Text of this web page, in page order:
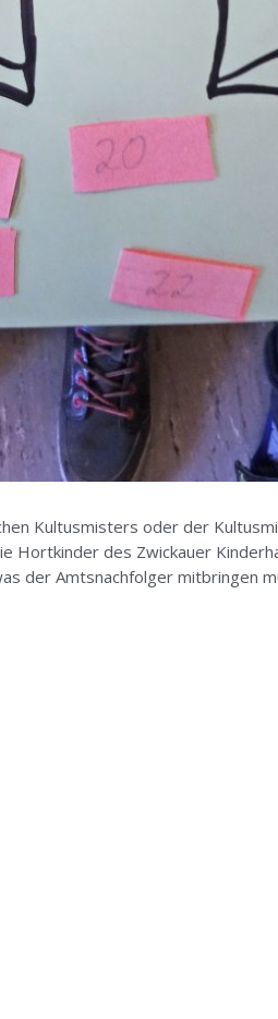
Kultusmisters oder der
des Zwickauer
der Amtsnachfolger mitbringen